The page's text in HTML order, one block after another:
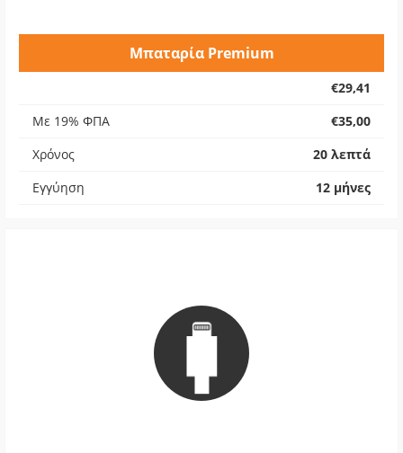
Μπαταρία Premium
€29,41
Με 19% ΦΠΑ
€35,00
Χρόνος
20 λεπτά
Εγγύηση
12 μήνες